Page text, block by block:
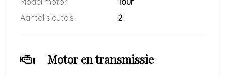
Model motor
Tour
Aantal sleutels
2
Motor en transmissie